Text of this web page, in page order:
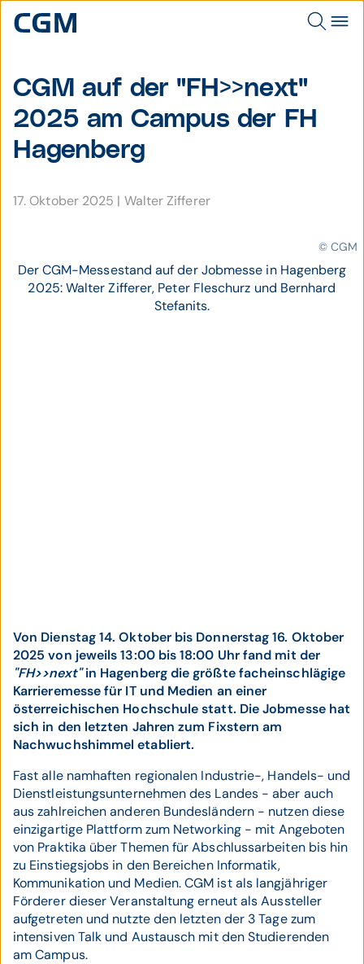
CGM auf der "FH>>next"
2025 am Campus der FH
Hagenberg
17. Oktober 2025 | Walter Zifferer
© CGM
Der CGM-Messestand auf der Jobmesse in Hagenberg
2025: Walter Zifferer, Peter Fleschurz und Bernhard
Stefanits.
Von Dienstag 14. Oktober bis Donnerstag 16. Oktober
2025 von jeweils 13:00 bis 18:00 Uhr fand mit der
"FH>>next"in Hagenberg die größte facheinschlägige
Karrieremesse für IT und Medien an einer
österreichischen Hochschule statt. Die Jobmesse hat
sich in den letzten Jahren zum Fixstern am
Nachwuchshimmel etabliert.
Fast alle namhaften regionalen Industrie-, Handels- und
Dienstleistungsunternehmen des Landes - aber auch
aus zahlreichen anderen Bundesländern - nutzen diese
einzigartige Plattform zum Networking - mit Angeboten
von Praktika über Themen für Abschlussarbeiten bis hin
zu Einstiegsjobs in den Bereichen Informatik,
Kommunikation und Medien. CGM ist als langjähriger
Förderer dieser Veranstaltung erneut als Aussteller
aufgetreten und nutzte den letzten der 3 Tage zum
intensiven Talk und Austausch mit den Studierenden
am Campus.